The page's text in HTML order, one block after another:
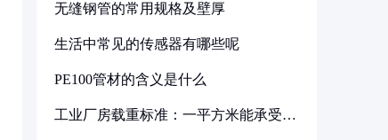
无缝钢管的常用规格及壁厚
生活中常见的传感器有哪些呢
PE100管材的含义是什么
工业厂房载重标准：一平方米能承受多